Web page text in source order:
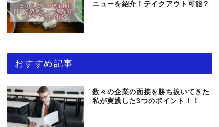
ニューを紹介！テイクアウト可能？
おすすめ記事
数々の企業の面接を勝ち抜いてきた
私が実践した3つのポイント！！